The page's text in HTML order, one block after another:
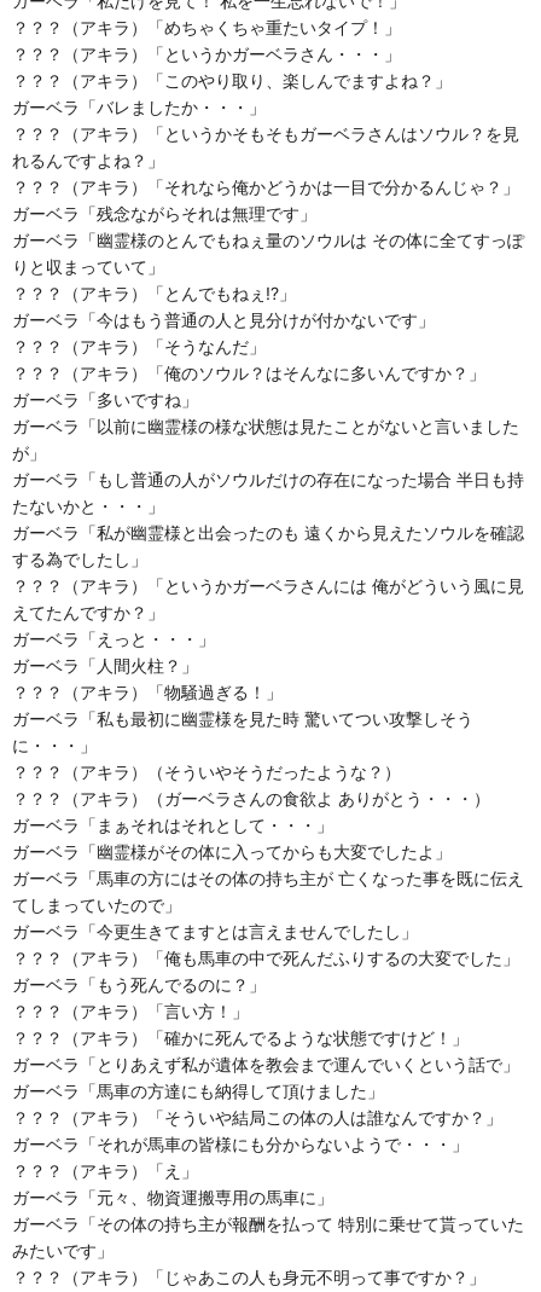
？？？（アキラ）「めちゃくちゃ重たいタイプ！」
？？？（アキラ）「というかガーベラさん・・・」
？？？（アキラ）「このやり取り、楽しんでますよね？」
ガーベラ「バレましたか・・・」
？？？（アキラ）「というかそもそもガーベラさんはソウル？を見
れるんですよね？」
？？？（アキラ）「それなら俺かどうかは一目で分かるんじゃ？」
ガーベラ「残念ながらそれは無理です」
ガーベラ「幽霊様のとんでもねぇ量のソウルは その体に全てすっぽ
りと収まっていて」
？？？（アキラ）「とんでもねぇ!?」
ガーベラ「今はもう普通の人と見分けが付かないです」
？？？（アキラ）「そうなんだ」
？？？（アキラ）「俺のソウル？はそんなに多いんですか？」
ガーベラ「多いですね」
ガーベラ「以前に幽霊様の様な状態は見たことがないと言いました
が」
ガーベラ「もし普通の人がソウルだけの存在になった場合 半日も持
たないかと・・・」
ガーベラ「私が幽霊様と出会ったのも 遠くから見えたソウルを確認
する為でしたし」
？？？（アキラ）「というかガーベラさんには 俺がどういう風に見
えてたんですか？」
ガーベラ「えっと・・・」
ガーベラ「人間火柱？」
？？？（アキラ）「物騒過ぎる！」
ガーベラ「私も最初に幽霊様を見た時 驚いてつい攻撃しそう
に・・・」
？？？（アキラ）（そういやそうだったような？）
？？？（アキラ）（ガーベラさんの食欲よ ありがとう・・・）
ガーベラ「まぁそれはそれとして・・・」
ガーベラ「幽霊様がその体に入ってからも大変でしたよ」
ガーベラ「馬車の方にはその体の持ち主が 亡くなった事を既に伝え
てしまっていたので」
ガーベラ「今更生きてますとは言えませんでしたし」
？？？（アキラ）「俺も馬車の中で死んだふりするの大変でした」
ガーベラ「もう死んでるのに？」
？？？（アキラ）「言い方！」
？？？（アキラ）「確かに死んでるような状態ですけど！」
ガーベラ「とりあえず私が遺体を教会まで運んでいくという話で」
ガーベラ「馬車の方達にも納得して頂けました」
？？？（アキラ）「そういや結局この体の人は誰なんですか？」
ガーベラ「それが馬車の皆様にも分からないようで・・・」
？？？（アキラ）「え」
ガーベラ「元々、物資運搬専用の馬車に」
ガーベラ「その体の持ち主が報酬を払って 特別に乗せて貰っていた
みたいです」
？？？（アキラ）「じゃあこの人も身元不明って事ですか？」